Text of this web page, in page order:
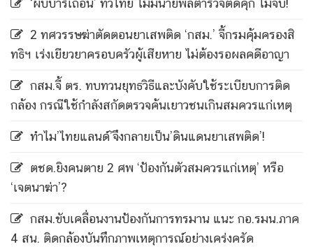
‘ผับบาร์เถื่อน’ ทั่วไทย ไม่มีนายพลตำรวจติดคุก ไม่จบ!
2 ทศวรรษฆ่าตัดตอนยาเสพติด ‘กสม.’ จี้กรมคุ้มครองสิ
ทธิฯ เร่งเยียวยาครอบครัวผู้เสียหาย ไม่ต้องรอผลคดีอาญา
กสม.จี้ ตร. ทบทวนยุทธวิธีและบังคับใช้ระเบียบการติด
กล้อง กรณีใช้กำลังสกัดตรวจค้นเยาวชนเกินสมควรแก่เหตุ
ทำไม’ไทยแลนด์’จึงกลายเป็น’ดินแดนยาเสพติด’!
ตชด.ยิงคนตาย 2 ศพ ‘ป้องกันตัวสมควรแก่เหตุ’ หรือ
‘เจตนาฆ่า’?
กสม.ขับเคลื่อนงานป้องกันการทรมาน แนะ กอ.รมน.ภาค
4 สน. ติดกล้องบันทึกภาพเหตุการณ์อย่างเคร่งครัด